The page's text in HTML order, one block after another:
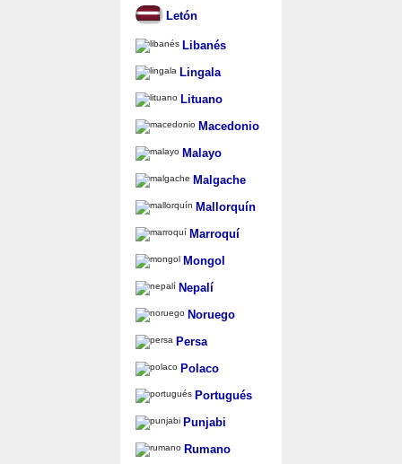
Letón
Libanés
Lingala
Lituano
Macedonio
Malayo
Malgache
Mallorquín
Marroquí
Mongol
Nepalí
Noruego
Persa
Polaco
Portugués
Punjabi
Rumano